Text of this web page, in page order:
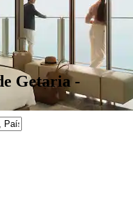
Getaria -